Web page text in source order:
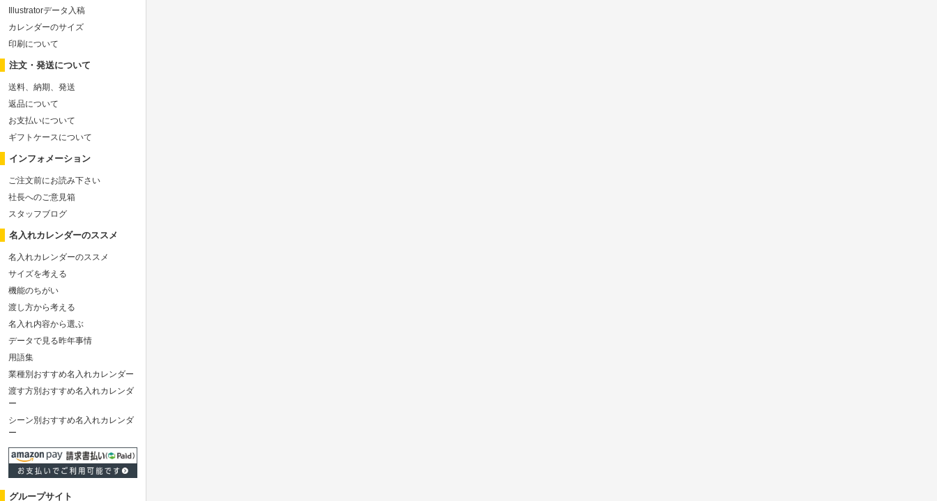
Illustratorデータ入稿
カレンダーのサイズ
印刷について
注文・発送について
送料、納期、発送
返品について
お支払いについて
ギフトケースについて
インフォメーション
ご注文前にお読み下さい
社長へのご意見箱
スタッフブログ
名入れカレンダーのススメ
名入れカレンダーのススメ
サイズを考える
機能のちがい
渡し方から考える
名入れ内容から選ぶ
データで見る昨年事情
用語集
業種別おすすめ名入れカレンダー
渡す方別おすすめ名入れカレンダ
ー
シーン別おすすめ名入れカレンダ
ー
グループサイト